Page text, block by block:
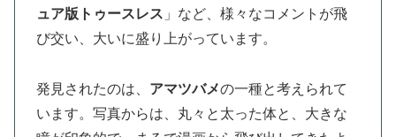
ュア版トゥースレス 」など、様々なコメントが飛
び交い、大いに盛り上がっています。
発見されたのは、 アマツバメの一種と考えられて
います。写真からは、丸々と太った体と、大きな